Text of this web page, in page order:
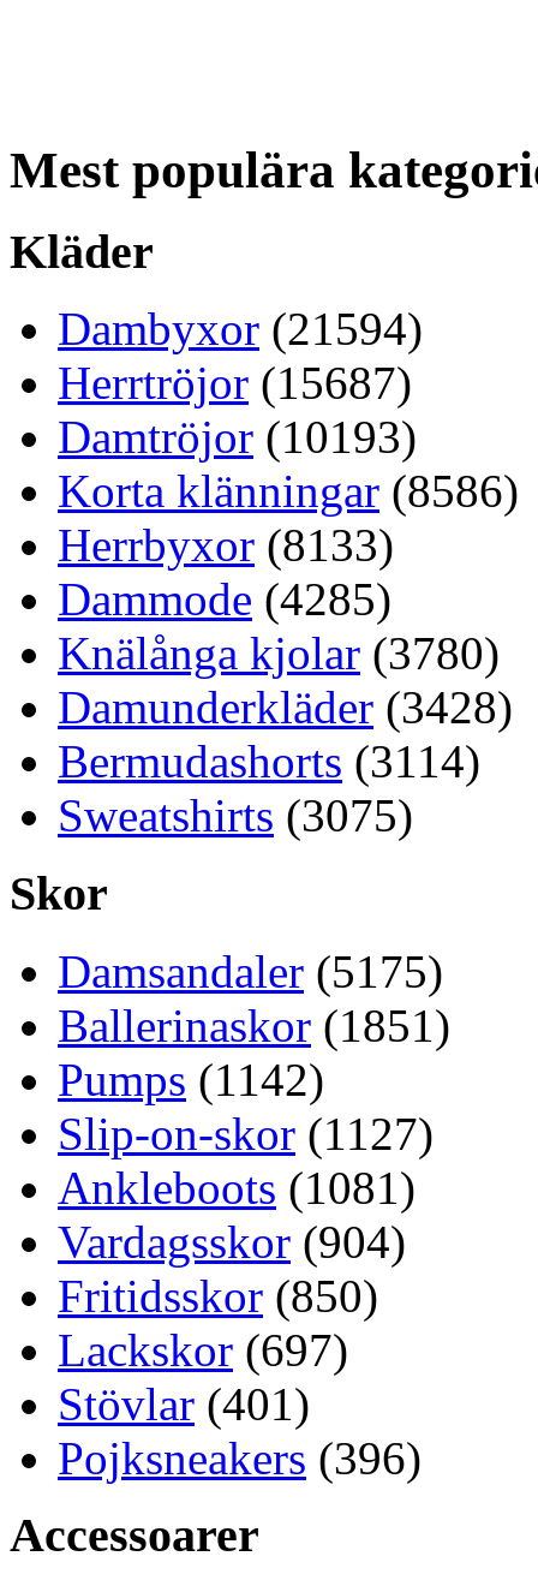
Mest populära
Kläder
Dambyxor (21594)
Herrtröjor (15687)
Damtröjor (10193)
Korta klänningar (8586)
Herrbyxor (8133)
Dammode (4285)
Knälånga kjolar (3780)
Damunderkläder (3428)
Bermudashorts (3114)
Sweatshirts (3075)
Skor
Damsandaler (5175)
Ballerinaskor (1851)
Pumps (1142)
Slip-on-skor (1127)
Ankleboots (1081)
Vardagsskor (904)
Fritidsskor (850)
Lackskor (697)
Stövlar (401)
Pojksneakers (396)
Accessoarer